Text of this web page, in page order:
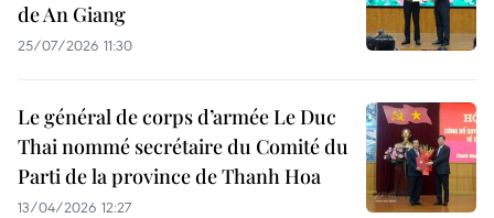
de An Giang
25/07/2026 11:30
Le général de corps d’armée Le Duc
Thai nommé secrétaire du Comité du
Parti de la province de Thanh Hoa
13/04/2026 12:27